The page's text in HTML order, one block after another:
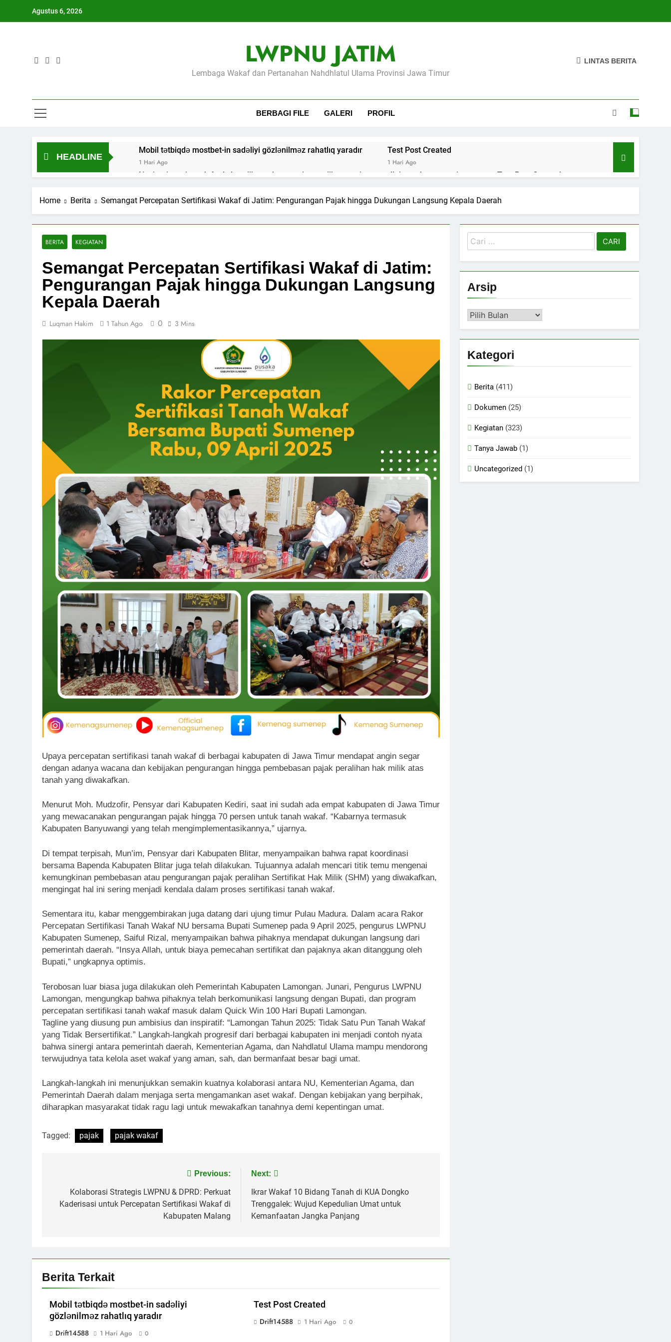
Agustus 6, 2026
LWPNU JATIM
Lembaga Wakaf dan Pertanahan Nahdhlatul Ulama Provinsi Jawa Timur
LINTAS BERITA
BERBAGI FILE GALERI PROFIL
HEADLINE
Mobil tətbiqdə mostbet-in sadəliyi gözlənilməz rahatlıq yaradır
1 Hari Ago
Test Post Created
1 Hari Ago
Navigating winexch feels less like a chore and more like a curious stroll through new territory Test Post Created
Not on GamStop but surprisingly simple to navigate: a fresh angle on online play
3 Hari Ago
Test Post Created
3 Hari Ago
Home Berita Semangat Percepatan Sertifikasi Wakaf di Jatim: Pengurangan Pajak hingga Dukungan Langsung Kepala Daerah
BERITA KEGIATAN
Semangat Percepatan Sertifikasi Wakaf di Jatim:
Pengurangan Pajak hingga Dukungan Langsung
Kepala Daerah
Luqman Hakim 1 Tahun Ago 0 3 Mins
Upaya percepatan sertifikasi tanah wakaf di berbagai kabupaten di Jawa Timur mendapat angin segar
dengan adanya wacana dan kebijakan pengurangan hingga pembebasan pajak peralihan hak milik atas
tanah yang diwakafkan.
Menurut Moh. Mudzofir, Pensyar dari Kabupaten Kediri, saat ini sudah ada empat kabupaten di Jawa Timur
yang mewacanakan pengurangan pajak hingga 70 persen untuk tanah wakaf. “Kabarnya termasuk
Kabupaten Banyuwangi yang telah mengimplementasikannya,” ujarnya.
Di tempat terpisah, Mun’im, Pensyar dari Kabupaten Blitar, menyampaikan bahwa rapat koordinasi
bersama Bapenda Kabupaten Blitar juga telah dilakukan. Tujuannya adalah mencari titik temu mengenai
kemungkinan pembebasan atau pengurangan pajak peralihan Sertifikat Hak Milik (SHM) yang diwakafkan,
mengingat hal ini sering menjadi kendala dalam proses sertifikasi tanah wakaf.
Sementara itu, kabar menggembirakan juga datang dari ujung timur Pulau Madura. Dalam acara Rakor
Percepatan Sertifikasi Tanah Wakaf NU bersama Bupati Sumenep pada 9 April 2025, pengurus LWPNU
Kabupaten Sumenep, Saiful Rizal, menyampaikan bahwa pihaknya mendapat dukungan langsung dari
pemerintah daerah. “Insya Allah, untuk biaya pemecahan sertifikat dan pajaknya akan ditanggung oleh
Bupati,” ungkapnya optimis.
Terobosan luar biasa juga dilakukan oleh Pemerintah Kabupaten Lamongan. Junari, Pengurus LWPNU
Lamongan, mengungkap bahwa pihaknya telah berkomunikasi langsung dengan Bupati, dan program
percepatan sertifikasi tanah wakaf masuk dalam Quick Win 100 Hari Bupati Lamongan.
Tagline yang diusung pun ambisius dan inspiratif: “Lamongan Tahun 2025: Tidak Satu Pun Tanah Wakaf
yang Tidak Bersertifikat.” Langkah-langkah progresif dari berbagai kabupaten ini menjadi contoh nyata
bahwa sinergi antara pemerintah daerah, Kementerian Agama, dan Nahdlatul Ulama mampu mendorong
terwujudnya tata kelola aset wakaf yang aman, sah, dan bermanfaat besar bagi umat.
Langkah-langkah ini menunjukkan semakin kuatnya kolaborasi antara NU, Kementerian Agama, dan
Pemerintah Daerah dalam menjaga serta mengamankan aset wakaf. Dengan kebijakan yang berpihak,
diharapkan masyarakat tidak ragu lagi untuk mewakafkan tanahnya demi kepentingan umat.
Tagged: pajak pajak wakaf
pos
Previous:
Kolaborasi Strategis LWPNU & DPRD: Perkuat
Kaderisasi untuk Percepatan Sertifikasi Wakaf di
Kabupaten Malang
Next:
Ikrar Wakaf 10 Bidang Tanah di KUA Dongko
Trenggalek: Wujud Kepedulian Umat untuk
Kemanfaatan Jangka Panjang
Berita Terkait
Mobil tətbiqdə mostbet-in sadəliyi
gözlənilməz rahatlıq yaradır
Drift14588
1 Hari Ago 0
Test Post Created
Drift14588
1 Hari Ago 0
Cari
untuk:
Arsip
Arsip
Kategori
Berita (411)
Dokumen (25)
Kegiatan (323)
Tanya Jawab (1)
Uncategorized (1)